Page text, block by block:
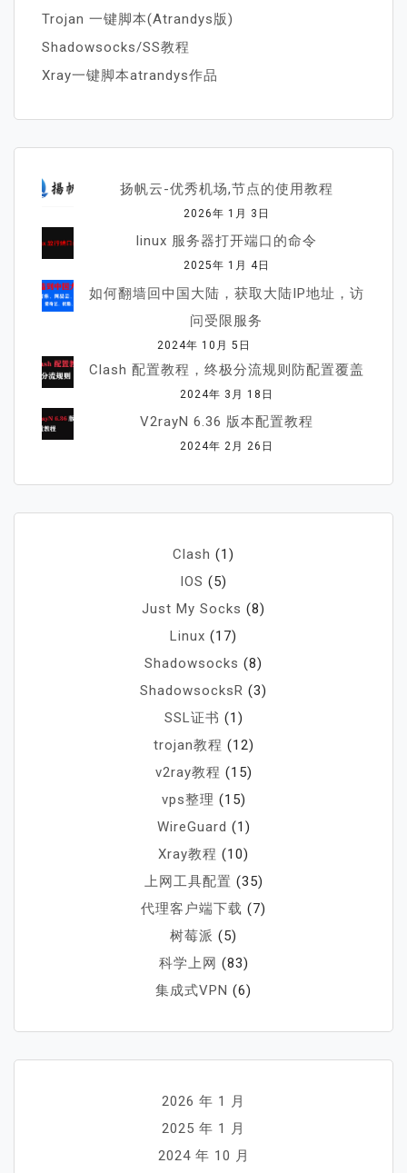
Trojan 一键脚本(Atrandys版)
Shadowsocks/SS教程
Xray一键脚本atrandys作品
扬帆云-优秀机场,节点的使用教程
2026年 1月 3日
linux 服务器打开端口的命令
2025年 1月 4日
如何翻墙回中国大陆，获取大陆IP地址，访
问受限服务
2024年 10月 5日
Clash 配置教程，终极分流规则防配置覆盖
2024年 3月 18日
V2rayN 6.36 版本配置教程
2024年 2月 26日
Clash (1)
IOS (5)
Just My Socks (8)
Linux (17)
Shadowsocks (8)
ShadowsocksR (3)
SSL证书 (1)
trojan教程 (12)
v2ray教程 (15)
vps整理 (15)
WireGuard (1)
Xray教程 (10)
上网工具配置 (35)
代理客户端下载 (7)
树莓派 (5)
科学上网 (83)
集成式VPN (6)
2026 年 1 月
2025 年 1 月
2024 年 10 月